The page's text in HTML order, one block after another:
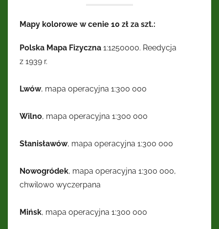
Mapy kolorowe w cenie 10 zł za szt.:
Polska Mapa Fizyczna 1:1250000. Reedycja
z 1939 r.
Lwów, mapa operacyjna 1:300 000
Wilno, mapa operacyjna 1:300 000
Stanisławów, mapa operacyjna 1:300 000
Nowogródek, mapa operacyjna 1:300 000,
chwilowo wyczerpana
Mińsk, mapa operacyjna 1:300 000